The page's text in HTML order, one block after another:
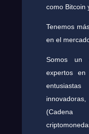
como Bitcoin
Tenemos
en el
Somos un
expertos en